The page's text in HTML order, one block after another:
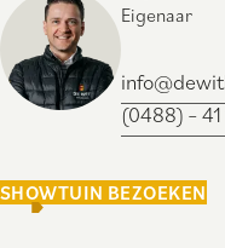
Eigenaar
(0488) –
SHOWTUIN BEZOEKEN